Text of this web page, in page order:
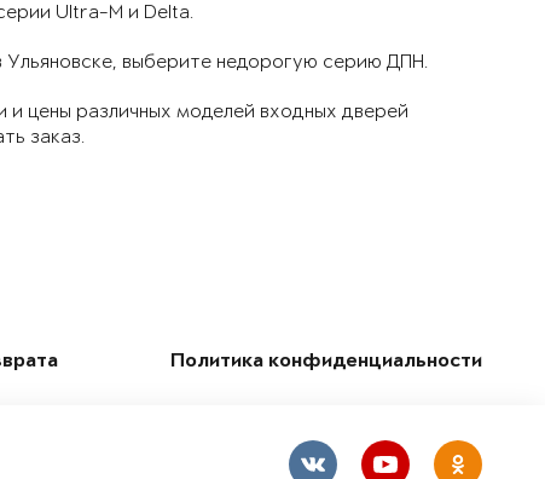
Ultra-M и Delta.
Ульяновске, выберите недорогую серию ДПН.
цены различных моделей входных дверей
заказ.
Политика конфиденциальности